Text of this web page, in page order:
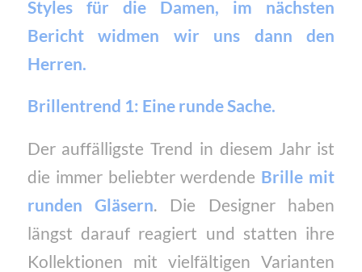
Styles für die Damen, im nächsten
Bericht widmen wir uns dann den
Herren.
Brillentrend 1: Eine runde Sache.
Der auffälligste Trend in diesem Jahr ist
die immer beliebter werdende Brille mit
runden Gläsern. Die Designer haben
längst darauf reagiert und statten ihre
Kollektionen mit vielfältigen Varianten